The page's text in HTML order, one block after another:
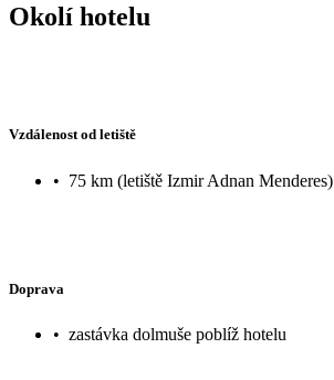
Okolí hotelu
Vzdálenost od letiště
• 75 km (letiště Izmir Adnan Menderes)
Doprava
• zastávka dolmuše poblíž hotelu